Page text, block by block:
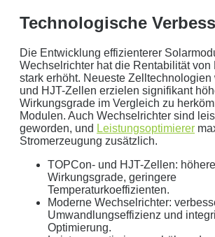
Technologische
Die Entwicklung effizienterer
Wechselrichter hat die Rentabilität von
stark erhöht. Neueste Zelltechnologien
und HJT-Zellen erzielen signifikant
Wirkungsgrade im Vergleich zu
Modulen. Auch Wechselrichter sind
geworden, und Leistungsoptimierer
Stromerzeugung zusätzlich.
TOPCon- und HJT-Zellen: höhere
Wirkungsgrade, geringere
Temperaturkoeffizienten.
Moderne Wechselrichter:
Umwandlungseffizienz und
Optimierung.